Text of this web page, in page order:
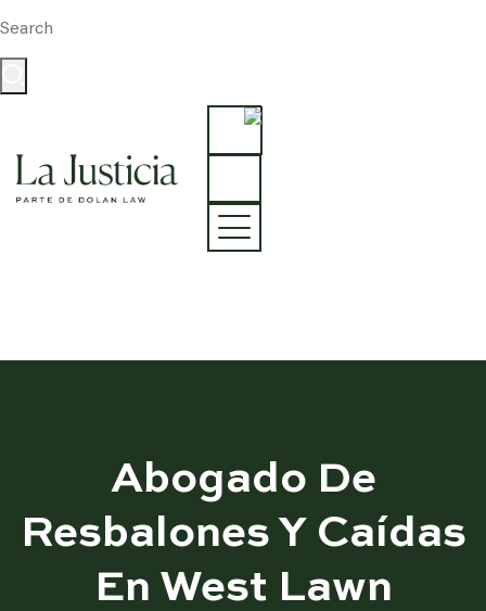
Abogado De
Resbalones Y Caídas
En West Lawn